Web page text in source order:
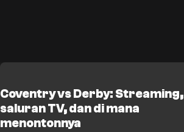
Coventry vs Derby: Streaming,
saluran TV, dan di mana
menontonnya